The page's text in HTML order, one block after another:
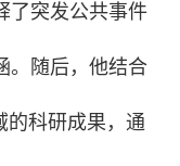
了突发公共事件
。随后，他结合
的科研成果，通